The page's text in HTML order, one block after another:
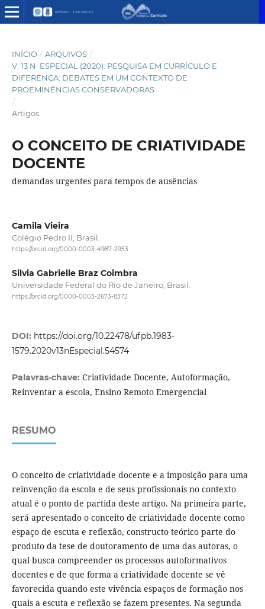
INÍCIO / ARQUIVOS /
V. 13 N. ESPECIAL (2020): PESQUISA EM CURRÍCULO E
DIFERENÇA: DEBATES EM UM CONTEXTO DE
PROEMINÊNCIAS CONSERVADORAS
/
Artigos
O CONCEITO DE CRIATIVIDADE
DOCENTE
demandas urgentes para tempos de ausências
Camila Vieira
Colégio Pedro II, Brasil.
https://orcid.org/0000-0003-4987-2953
Silvia Gabrielle Braz Coimbra
Universidade Federal do Rio de Janeiro, Brasil.
https://orcid.org/0000-0003-2673-8372
DOI: https://doi.org/10.22478/ufpb.1983-
1579.2020v13nEspecial.54574
Palavras-chave: Criatividade Docente, Autoformação,
Reinventar a escola, Ensino Remoto Emergencial
RESUMO
O conceito de criatividade docente e a imposição para uma
reinvenção da escola e de seus profissionais no contexto
atual é o ponto de partida deste artigo. Na primeira parte,
será apresentado o conceito de criatividade docente como
espaço de escuta e reflexão, constructo teórico parte do
produto da tese de doutoramento de uma das autoras, o
qual busca compreender os processos autoformativos
docentes e de que forma a criatividade docente se vê
favorecida quando este vivência espaços de formação nos
quais a escuta e reflexão se fazem presentes. Na segunda